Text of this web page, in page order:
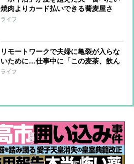
焼肉よりカード払いできる蕎麦屋さ
ん」、うんざりした妻がとるべき行動
ライフ
リモートワークで夫婦に亀裂が入らな
いために…仕事中に「この麦茶、飲ん
でもいい？」もダメ、空間も時間もわ
ライフ